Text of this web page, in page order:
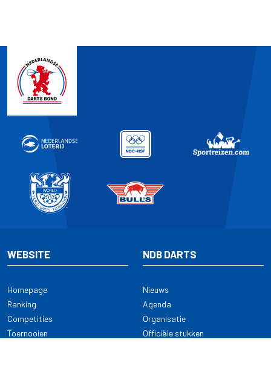
WEBSITE
Homepage
Ranking
Competities
Toernooien
NDB DARTS
Nieuws
Agenda
Organisatie
Officiële stukken